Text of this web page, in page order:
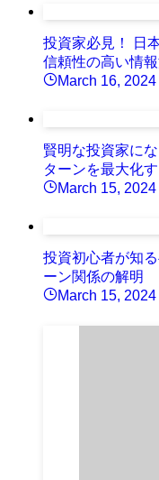
投資家必見！ 日
信頼性の高い情
March 16, 2024
賢明な投資家に
ターンを最大化
March 15, 2024
投資初心者が知
ーン関係の解明
March 15, 2024